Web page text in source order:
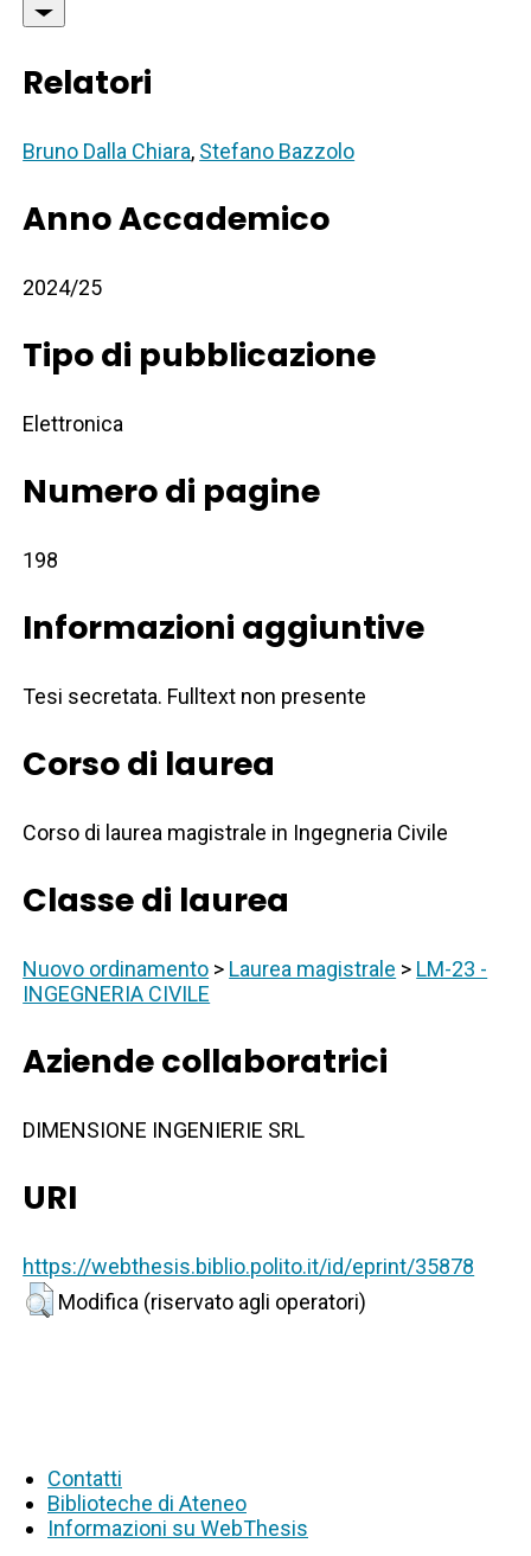
Relatori
Bruno Dalla Chiara, Stefano Bazzolo
Anno Accademico
2024/25
Tipo di pubblicazione
Elettronica
Numero di pagine
198
Informazioni aggiuntive
Tesi secretata. Fulltext non presente
Corso di laurea
Corso di laurea magistrale in Ingegneria Civile
Classe di laurea
Nuovo ordinamento > Laurea magistrale > LM-23 -
INGEGNERIA CIVILE
Aziende collaboratrici
DIMENSIONE INGENIERIE SRL
URI
https://webthesis.biblio.polito.it/id/eprint/35878
Modifica (riservato agli operatori)
Contatti
Biblioteche di Ateneo
Informazioni su WebThesis